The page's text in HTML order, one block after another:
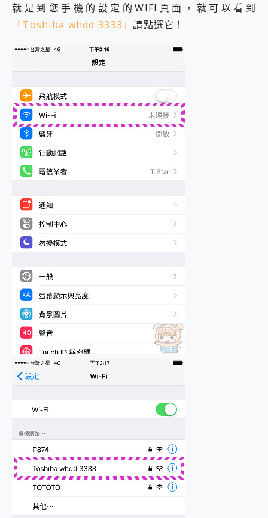
就是到您手機的設定的WIFI頁面，就可以看到
「Toshiba whdd 3333」請點選它！